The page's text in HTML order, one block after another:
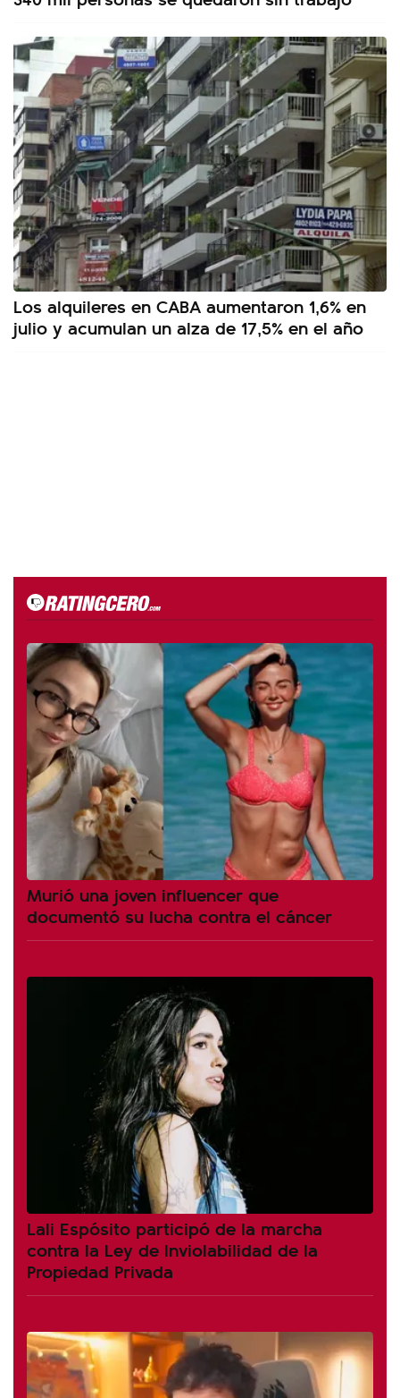
Los alquileres en CABA aumentaron 1,6% en
julio y acumulan un alza de 17,5% en el año
Murió una joven influencer que
documentó su lucha contra el cáncer
Lali Espósito participó de la marcha
contra la Ley de Inviolabilidad de la
Propiedad Privada